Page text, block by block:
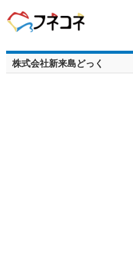
株式会社新来島どっく